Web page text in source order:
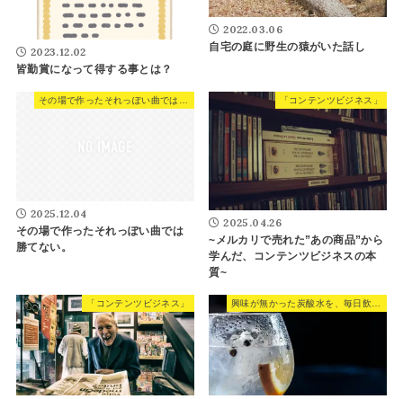
2023.12.02
皆勤賞になって得する事とは？
2022.03.06
自宅の庭に野生の猿がいた話し
2025.12.04
その場で作ったそれっぽい曲では
勝てない。
「コンテンツビジネス」
2025.04.26
~メルカリで売れた”あの商品”から
学んだ、コンテンツビジネスの本
質~
「コンテンツビジネス」 興味が無かった炭酸水を、毎日飲んでる理由。